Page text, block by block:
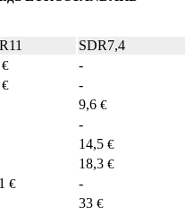
SDR7,4
€
-
€
-
9,6 €
-
14,5 €
18,3 €
€
-
33 €